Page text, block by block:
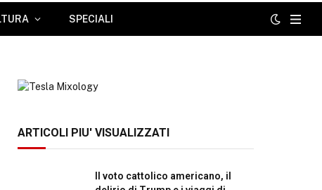
SPECIALI
ARTICOLI PIU' VISUALIZZATI
Il voto cattolico americano, il